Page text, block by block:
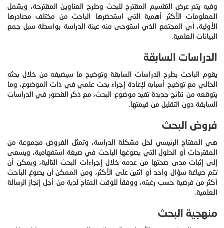
وفيه يتم عرض التقسيم المقترح للبحث وطرح العناوين المقترحة، ويشمل
المعلومات الأكثر أهمية التي استحضرها الباحث من مختلف مصادرها
الأولية، أي المجتمع الذي استوحى منه عينة الدراسة بواسطة سبل جمع
البيانات العلمية.
الدراسات السابقة
يقوم الباحث بطرح الدراسات السابقة وتوضيح ما سيضيفه من خلال بحثه
الحالي مع توضيح أسبابه لإعادة إجراء بحث علمي في ذات الموضوع، وما
يتوقعه من نتائج جديدة تفيد موضوع البحث، مع ذكر القصور في الدراسات
السابقة دون التقليل من قيمتها.
فروض البحث
هي المفتاح الرئيسي لحل مشكلة الدراسة، وتمثل الفروض مجموعة من
المقترحات أو الحلول التي يصوغها الباحث في صيغة استفهامية، ويسعى
إلى إثبات مدى صحتها من عدمه خلال إجراءات البحث التالية، ويمكن أن
تتم صياغة سؤال واحد أو اثنين على الأكثر، ومن الممكن أن يصوغ الباحث
أكثر من فرضية حسب رغبته، ووفقاً للوقت المتاح لدية من أجل إنجاز الرسالة
العلمية.
منهجية البحث